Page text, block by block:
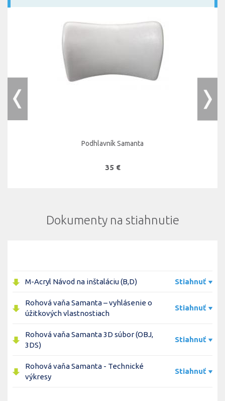
Podhlavník Samanta
35 €
Dokumenty na stiahnutie
M-Acryl Návod na inštaláciu (B,D) Stiahnuť
Rohová vaňa Samanta – vyhlásenie o
úžitkových vlastnostiach
Stiahnuť
Rohová vaňa Samanta 3D súbor (OBJ,
3DS)
Stiahnuť
Rohová vaňa Samanta - Technické
výkresy
Stiahnuť